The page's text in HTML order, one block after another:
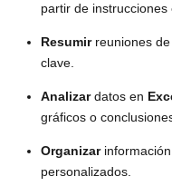
partir de instrucciones
Resumirreuniones de
clave.
Analizardatos en
gráficos o
Organizar
personalizados.